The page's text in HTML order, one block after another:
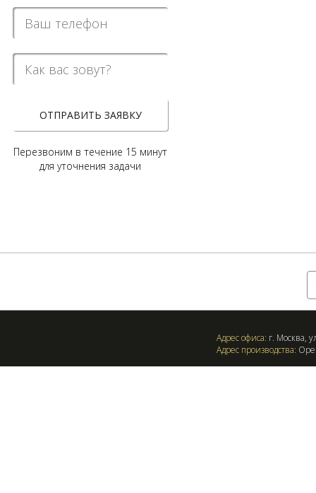
ОТПРАВИТЬ ЗАЯВКУ
Перезвоним в течение 15 минут
для уточнения задачи
Адрес офиса: г. Москва,
Адрес производства: